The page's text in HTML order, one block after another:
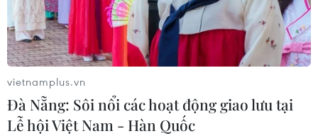
30/11/2021 04:08
Theo Bộ Giáo dục và Đào tạo, đến ngày 29/11, cả nước
chỉ có 9 tỉnh tổ chức dạy học trực tiếp hoàn toàn là Bắc
Kạn, Cao Bằng, Hòa Bình, Kon Tum, Lai Châu, Ninh
Bình, Thanh Hóa, Yên Bái và Hà Giang.
vietnamplus.vn
Đà Nẵng: Sôi nổi các hoạt động giao lưu tại
Lễ hội Việt Nam - Hàn Quốc